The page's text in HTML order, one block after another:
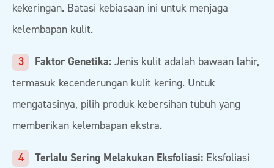
kekeringan. Batasi kebiasaan ini untuk menjaga
kelembapan kulit.
Faktor Genetika: Jenis kulit adalah bawaan lahir,
termasuk kecenderungan kulit kering. Untuk
mengatasinya, pilih produk kebersihan tubuh yang
memberikan kelembapan ekstra.
Terlalu Sering Melakukan Eksfoliasi: Eksfoliasi